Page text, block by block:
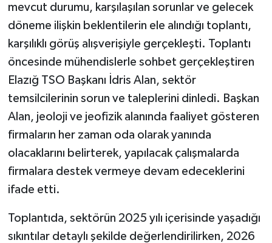
mevcut durumu, karşılaşılan sorunlar ve gelecek
döneme ilişkin beklentilerin ele alındığı toplantı,
karşılıklı görüş alışverişiyle gerçekleşti. Toplantı
öncesinde mühendislerle sohbet gerçekleştiren
Elazığ TSO Başkanı İdris Alan, sektör
temsilcilerinin sorun ve taleplerini dinledi. Başkan
Alan, jeoloji ve jeofizik alanında faaliyet gösteren
firmaların her zaman oda olarak yanında
olacaklarını belirterek, yapılacak çalışmalarda
firmalara destek vermeye devam edeceklerini
ifade etti.
Toplantıda, sektörün 2025 yılı içerisinde yaşadığı
sıkıntılar detaylı şekilde değerlendirilirken, 2026